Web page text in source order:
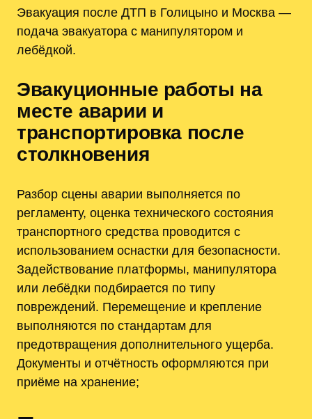
Эвакуация после ДТП в Голицыно и Москва —
подача эвакуатора с манипулятором и
лебёдкой.
Эвакуционные работы на
месте аварии и
транспортировка после
столкновения
Разбор сцены аварии выполняется по
регламенту, оценка технического состояния
транспортного средства проводится с
использованием оснастки для безопасности.
Задействование платформы, манипулятора
или лебёдки подбирается по типу
повреждений. Перемещение и крепление
выполняются по стандартам для
предотвращения дополнительного ущерба.
Документы и отчётность оформляются при
приёме на хранение;